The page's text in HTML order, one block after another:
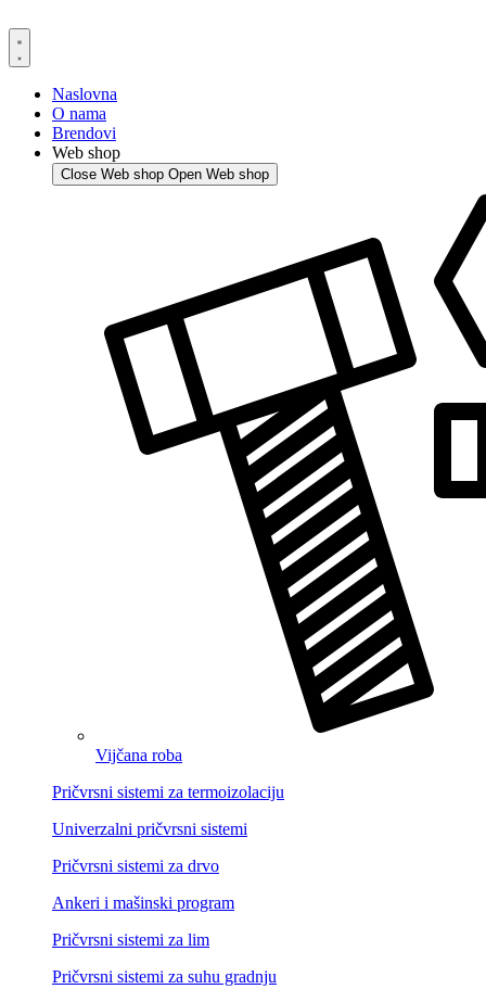
to
content
Naslovna
O nama
Brendovi
Web shop
Close Web shop Open Web shop
Vijčana roba
Pričvrsni sistemi za termoizolaciju
Univerzalni pričvrsni sistemi
Pričvrsni sistemi za drvo
Ankeri i mašinski program
Pričvrsni sistemi za lim
Pričvrsni sistemi za suhu gradnju